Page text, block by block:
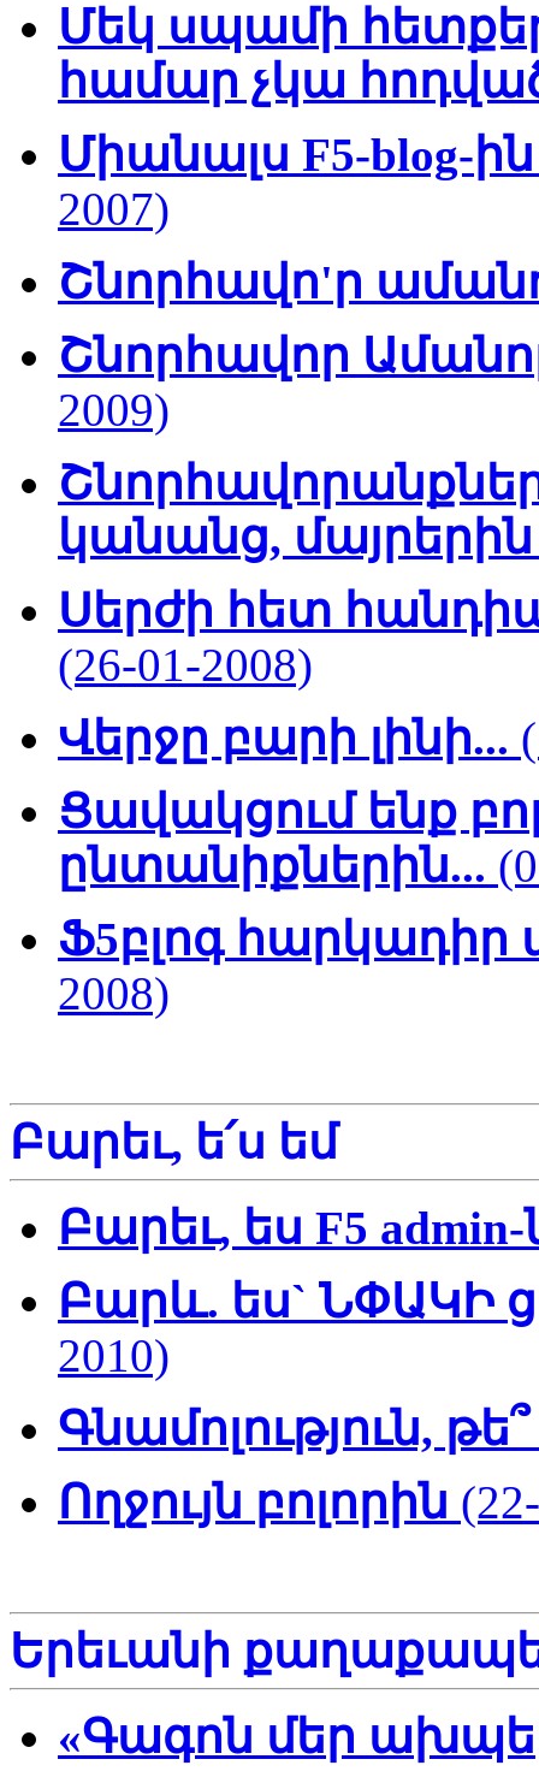
Մեկ սպամի
համար չկա
Միանալս F5-blog-
2007)
Շնորհավո'ր
Շնորհավոր
2009)
կանանց,
Սերժի հետ
(26-01-2008)
Վերջը բարի լինի...
Ցավակցում ենք
ընտանիքներին...
Ֆ5բլոգ
2008)
Բարեւ, ե՛ս եմ
Բարեւ, ես F5
Բարև. ես` ՆՓԱԿԻ
2010)
Գնամոլություն,
Ողջույն բոլորին
Երեւանի
«Գագոն մեր